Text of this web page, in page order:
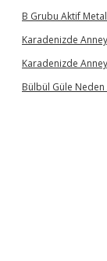
B Grubu Aktif
Karadenizde
Karadenizde
Bülbül Güle Neden